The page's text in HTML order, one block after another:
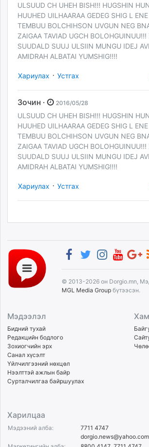
ULSUUD CH UHEH BISH!!! HUGSHIN
HUUHED UILHAARAA GEDEG SHIG L
TEMBUU BOLCHIHSON UVGUN NEG
ZAIGAA TAVIAD UGCH BOLOHGUINUU!!!
SUUDALD SUUJ ULSIIN MUNGU IDEJ
AMIDRAH ALBATAI YUMSHIG!!!!
Хариулах · Устгах
Зочин · 2016/05/28
ULSUUD CH UHEH BISH!!! HUGSHIN
HUUHED UILHAARAA GEDEG SHIG L
TEMBUU BOLCHIHSON UVGUN NEG
ZAIGAA TAVIAD UGCH BOLOHGUINUU!!!
SUUDALD SUUJ ULSIIN MUNGU IDEJ
AMIDRAH ALBATAI YUMSHIG!!!!
Хариулах · Устгах
© 2013-2026 он Dorgio.mn,
MGL Media Group бүтээсэн.
Мэдээлэл
Бидний тухай
Редакцийн бодлого
Зохиогчийн эрх
Санал хүсэлт
Үйлчилгээний нөхцөл
Нээлттэй ажлын байр
Сурталчилгаа байршуулах
Харилцаа
Мэдээний алба:
7711 4747
dorgio.news@yahoo.com